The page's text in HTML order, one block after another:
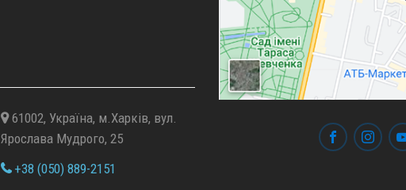
61002, Україна, м.Харків, вул.
Ярослава Мудрого, 25
+38 (050) 889-2151